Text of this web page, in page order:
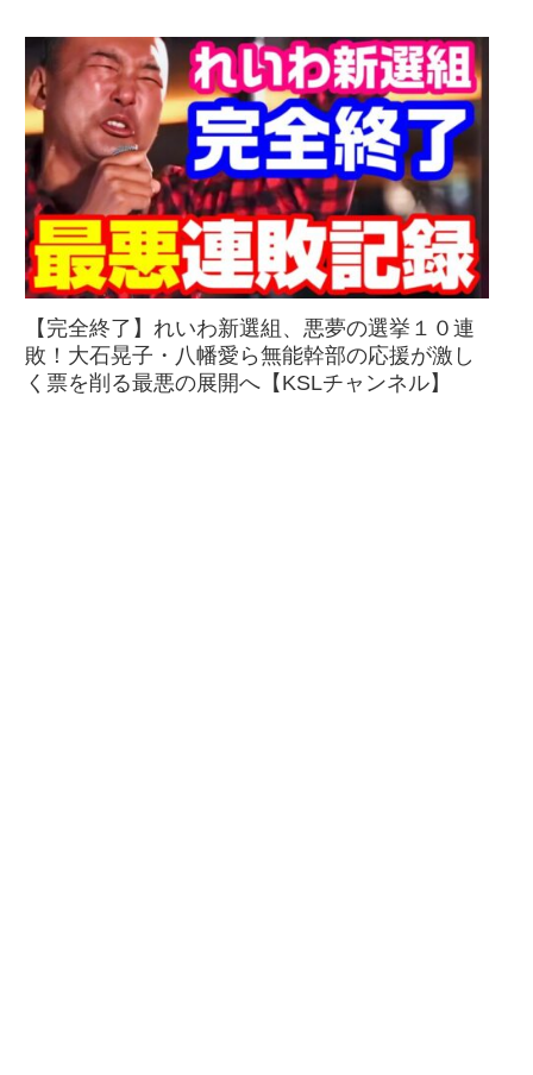
【完全終了】れいわ新選組、悪夢の選挙１０連
敗！大石晃子・八幡愛ら無能幹部の応援が激し
く票を削る最悪の展開へ【KSLチャンネル】